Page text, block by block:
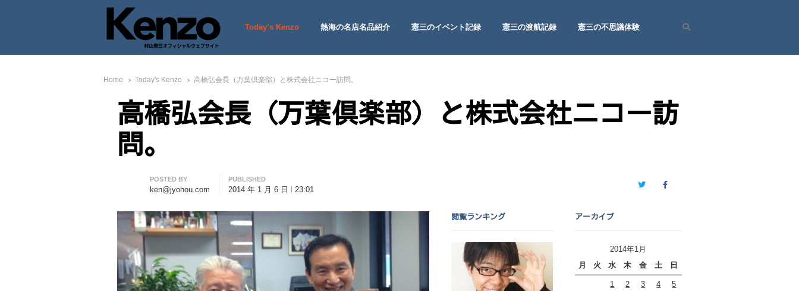
七転八起 – 村山憲三 Official Site
村山憲三ウェブサイト
Today’s Kenzo 熱海の名店名品紹介 憲三のイベント記録 憲三の渡航記録
憲三の不思議体験
Home Today's Kenzo 高橋弘会長（万葉倶楽部）と株式会社ニコー訪問。
高橋弘会長（万葉倶楽部）と株式会社ニコー訪
問。
Author
POSTED BY
ken@jyohou.com
PUBLISHED
2014 年 1 月 6 日 23:01 TwitterFacebook
閲覧ランキング アーカイブ
2014年1月
月
火 水 木 金 土 日
1 2 3 4 5